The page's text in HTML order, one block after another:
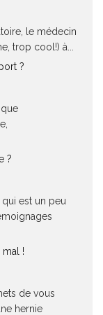
le médecin
trop cool!) à...
?
?
qui est un peu
mal !
de vous
hernie